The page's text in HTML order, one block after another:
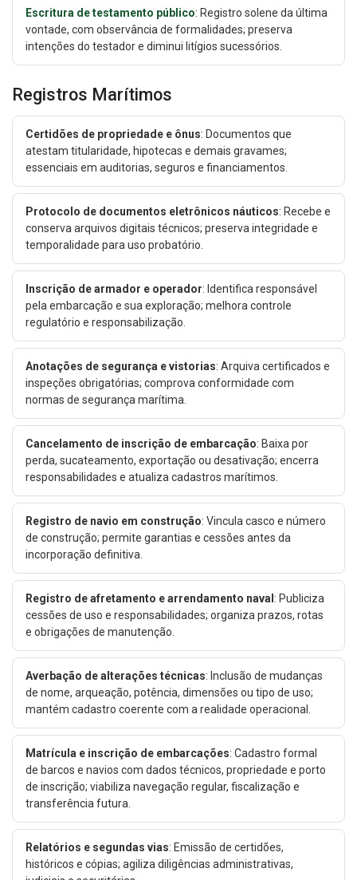
Escritura de testamento público: Registro solene da última
vontade, com observância de formalidades; preserva
intenções do testador e diminui litígios sucessórios.
Registros Marítimos
Certidões de propriedade e ônus: Documentos que
atestam titularidade, hipotecas e demais gravames;
essenciais em auditorias, seguros e financiamentos.
Protocolo de documentos eletrônicos náuticos: Recebe e
conserva arquivos digitais técnicos; preserva integridade e
temporalidade para uso probatório.
Inscrição de armador e operador: Identifica responsável
pela embarcação e sua exploração; melhora controle
regulatório e responsabilização.
Anotações de segurança e vistorias: Arquiva certificados e
inspeções obrigatórias; comprova conformidade com
normas de segurança marítima.
Cancelamento de inscrição de embarcação: Baixa por
perda, sucateamento, exportação ou desativação; encerra
responsabilidades e atualiza cadastros marítimos.
Registro de navio em construção: Vincula casco e número
de construção; permite garantias e cessões antes da
incorporação definitiva.
Registro de afretamento e arrendamento naval: Publiciza
cessões de uso e responsabilidades; organiza prazos, rotas
e obrigações de manutenção.
Averbação de alterações técnicas: Inclusão de mudanças
de nome, arqueação, potência, dimensões ou tipo de uso;
mantém cadastro coerente com a realidade operacional.
Matrícula e inscrição de embarcações: Cadastro formal
de barcos e navios com dados técnicos, propriedade e porto
de inscrição; viabiliza navegação regular, fiscalização e
transferência futura.
Relatórios e segundas vias: Emissão de certidões,
históricos e cópias; agiliza diligências administrativas,